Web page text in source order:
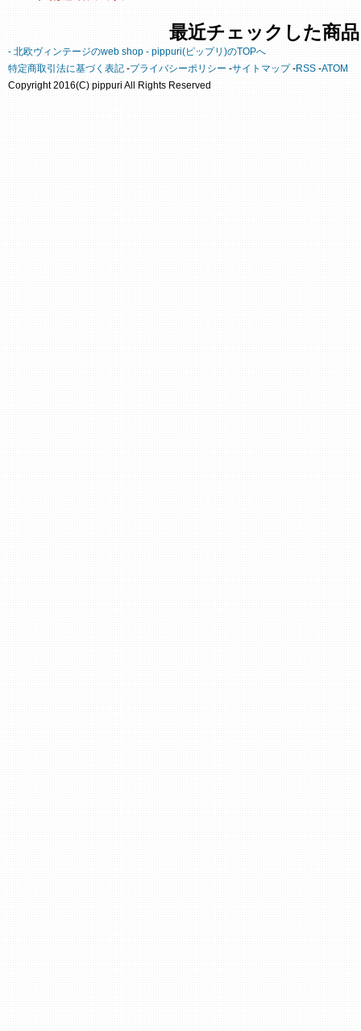
最近チェックした商品
- 北欧ヴィンテージのweb shop - pippuri(ピップリ)のTOPへ
特定商取引法に基づく表記 -プライバシーポリシー -サイトマップ-RSS -ATOM
Copyright 2016(C) pippuri All Rights Reserved